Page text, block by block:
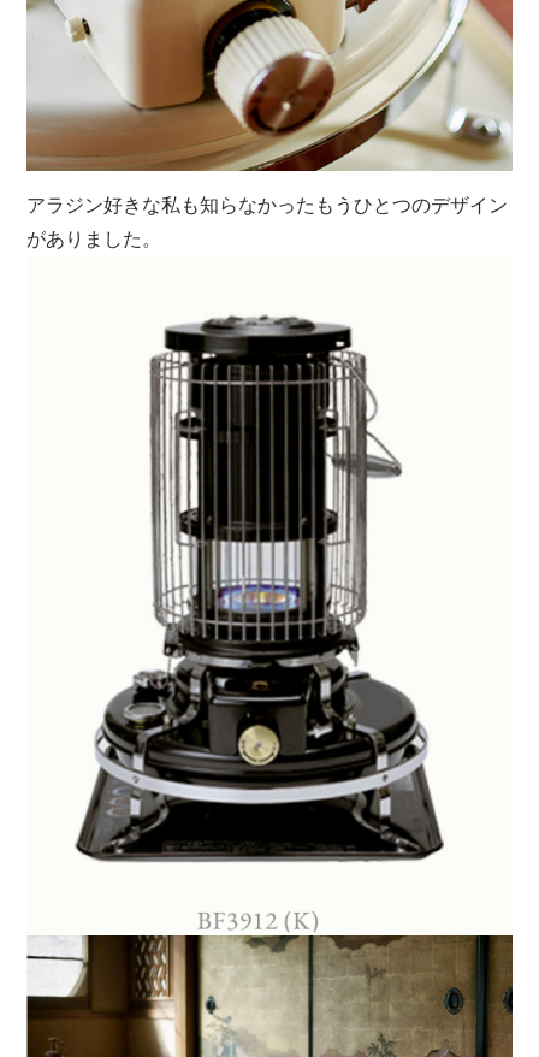
アラジン好きな私も知らなかったもうひとつのデザイン
がありました。